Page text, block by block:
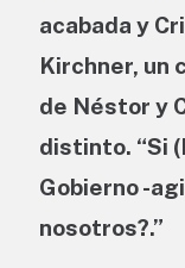
acabada y
Kirchner, un
de Néstor y
distinto. “Si
Gobierno -
nosotros?.”